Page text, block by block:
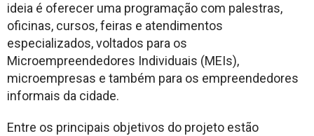
ideia é oferecer uma programação com palestras,
oficinas, cursos, feiras e atendimentos
especializados, voltados para os
Microempreendedores Individuais (MEIs),
microempresas e também para os empreendedores
informais da cidade.
Entre os principais objetivos do projeto estão